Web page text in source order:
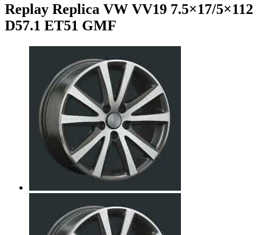
Replay Replica VW VV19 7.5×17/5×112
D57.1 ET51 GMF